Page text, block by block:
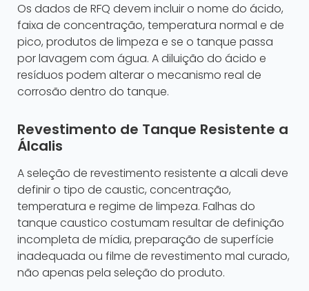
Os dados de RFQ devem incluir o nome do ácido,
faixa de concentração, temperatura normal e de
pico, produtos de limpeza e se o tanque passa
por lavagem com água. A diluição do ácido e
resíduos podem alterar o mecanismo real de
corrosão dentro do tanque.
Revestimento de Tanque Resistente a
Álcalis
A seleção de revestimento resistente a alcali deve
definir o tipo de caustic, concentração,
temperatura e regime de limpeza. Falhas do
tanque caustico costumam resultar de definição
incompleta de mídia, preparação de superfície
inadequada ou filme de revestimento mal curado,
não apenas pela seleção do produto.